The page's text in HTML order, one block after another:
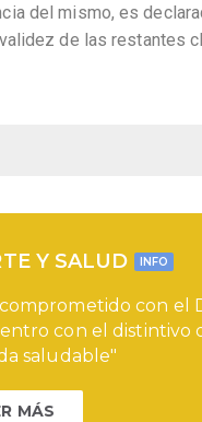
del mismo, es
de las restantes
Y SALUD INFO
con el
con el distintivo
saludable"
MÁS